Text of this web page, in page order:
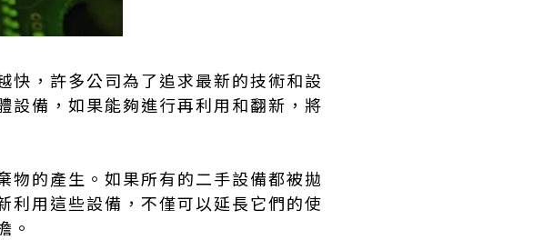
快，許多公司為了追求最新的技術和設
設備，如果能夠進行再利用和翻新，將
物的產生。如果所有的二手設備都被拋
利用這些設備，不僅可以延長它們的使
。